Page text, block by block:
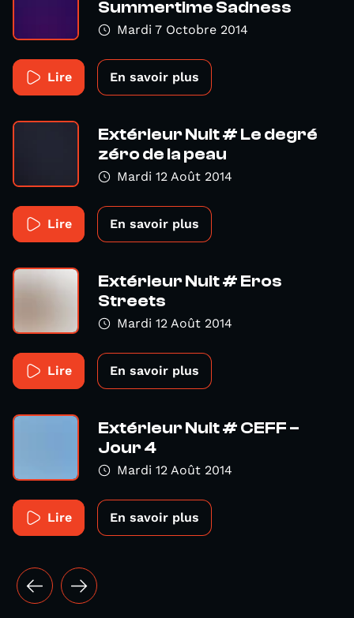
Summertime Sadness
Mardi 7 Octobre 2014
Lire En savoir plus
Extérieur Nuit # Le degré
zéro de la peau
Mardi 12 Août 2014
Lire En savoir plus
Extérieur Nuit # Eros
Streets
Mardi 12 Août 2014
Lire En savoir plus
Extérieur Nuit # CEFF –
Jour 4
Mardi 12 Août 2014
Lire En savoir plus